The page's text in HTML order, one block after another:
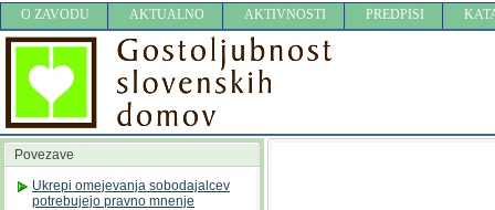
O ZAVODU AKTUALNO AKTIVNOSTI PREDPISI
Povezave
Ukrepi omejevanja sobodajalcev
potrebujejo pravno mnenje